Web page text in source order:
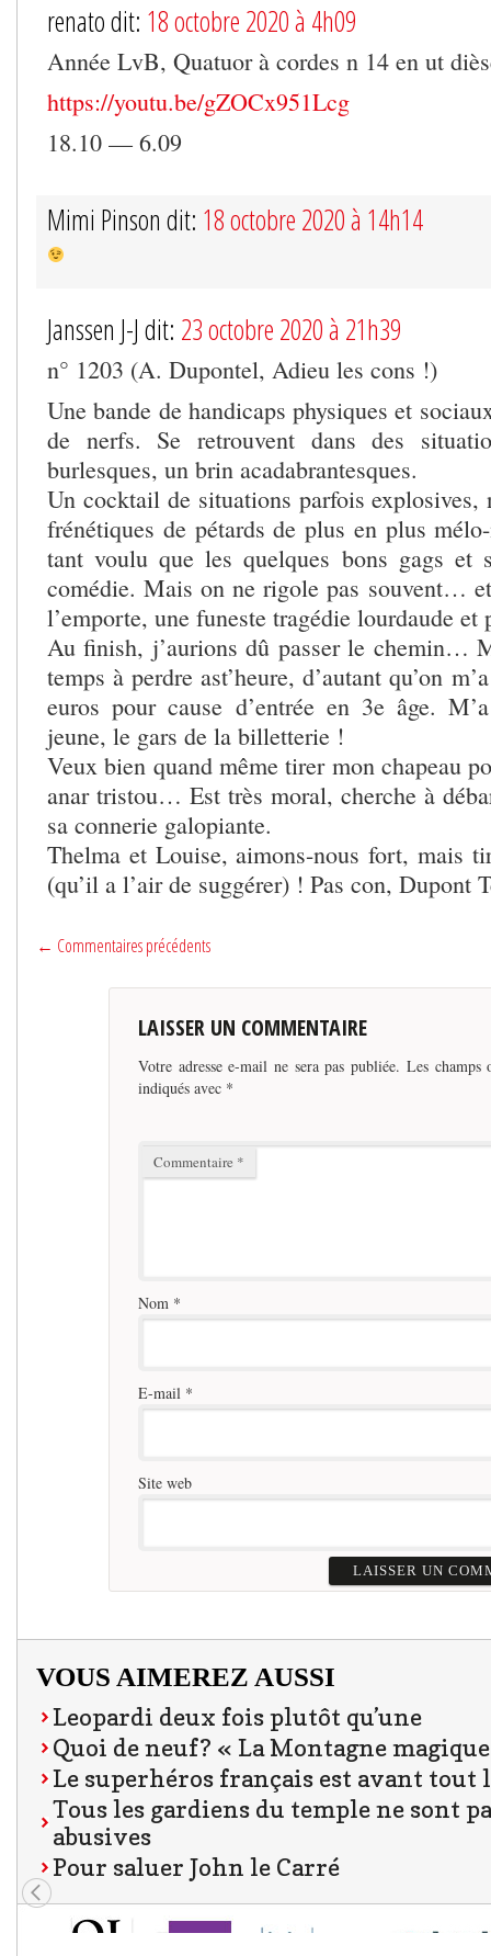
renato dit: 18 octobre 2020 à 4h09
Année LvB, Quatuor à cordes n 14 en ut
https://youtu.be/gZOCx951Lcg
18.10 — 6.09
Mimi Pinson dit: 18 octobre 2020 à 14h14
Janssen J-J dit: 23 octobre 2020 à 21h39
n° 1203 (A. Dupontel, Adieu les cons !)
Une bande de handicaps physiques et
de nerfs. Se retrouvent dans des
burlesques, un brin acadabrantesques.
Un cocktail de situations parfois explosives,
frénétiques de pétards de plus en plus
tant voulu que les quelques bons gags et
comédie. Mais on ne rigole pas souvent…
l’emporte, une funeste tragédie lourdaude et
Au finish, j’aurions dû passer le chemin…
temps à perdre ast’heure, d’autant qu’on
euros pour cause d’entrée en 3e âge.
jeune, le gars de la billetterie !
Veux bien quand même tirer mon chapeau
anar tristou… Est très moral, cherche à
sa connerie galopiante.
Thelma et Louise, aimons-nous fort, mais
(qu’il a l’air de suggérer) ! Pas con, Dupont
← Commentaires précédents
LAISSER UN COMMENTAIRE
Votre adresse e-mail ne sera pas publiée. Les champs
indiqués avec *
Commentaire *
Nom *
E-mail *
Site web
VOUS AIMEREZ AUSSI
Leopardi deux fois plutôt qu’une
Quoi de neuf? « La Montagne
Le superhéros français est avant
Tous les gardiens du temple ne sont
abusives
Pour saluer John le Carré